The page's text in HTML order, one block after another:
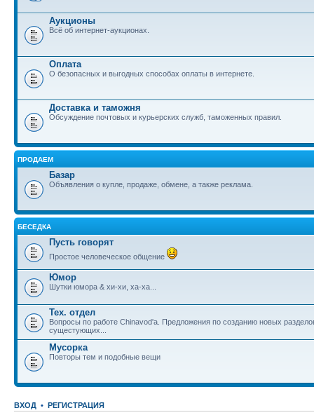
Аукционы
Всё об интернет-аукционах.
Оплата
О безопасных и выгодных способах оплаты в интернете.
Доставка и таможня
Обсуждение почтовых и курьерских служб, таможенных правил.
ПРОДАЕМ
Базар
Объявления о купле, продаже, обмене, а также реклама.
БЕСЕДКА
Пусть говорят
Простое человеческое общение
Юмор
Шутки юмора & хи-хи, ха-ха...
Тех. отдел
Вопросы по работе Chinavod'а. Предложения по созданию новых
сущестующих...
Мусорка
Повторы тем и подобные вещи
ВХОД • РЕГИСТРАЦИЯ